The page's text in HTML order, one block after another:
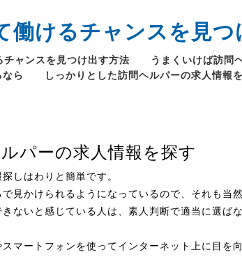
働けるチャンスを見つ
ャンスを見つけ出す方法
うまくいけば訪問
ら
しっかりとした訪問ヘルパーの求人情報
パーの求人情報を探す
しはわりと簡単です。
見かけられるようになっているので、それも当
ないと感じている人は、素人判断で適当に選ば
マートフォンを使ってインターネット上に目を